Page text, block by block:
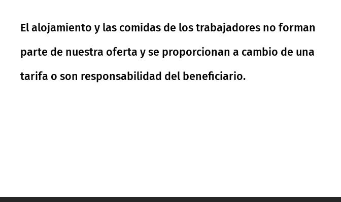
El alojamiento y las comidas de los trabajadores no forman
parte de nuestra oferta y se proporcionan a cambio de una
tarifa o son responsabilidad del beneficiario.